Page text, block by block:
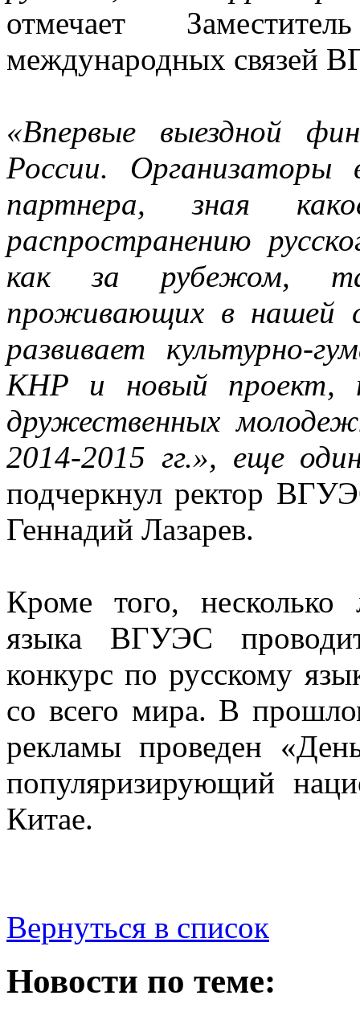
отмечает
международных связей
«Впервые выездной
России. Организаторы
партнера, зная
распространению
как за рубежом,
проживающих в нашей
развивает культурно-
КНР и новый проект,
дружественных
2014-2015 гг.», еще
подчеркнул ректор
Геннадий Лазарев.
Кроме того, несколько
языка ВГУЭС
конкурс по русскому
со всего мира. В
рекламы проведен
популяризирующий
Китае.
Вернуться в список
Новости по теме: